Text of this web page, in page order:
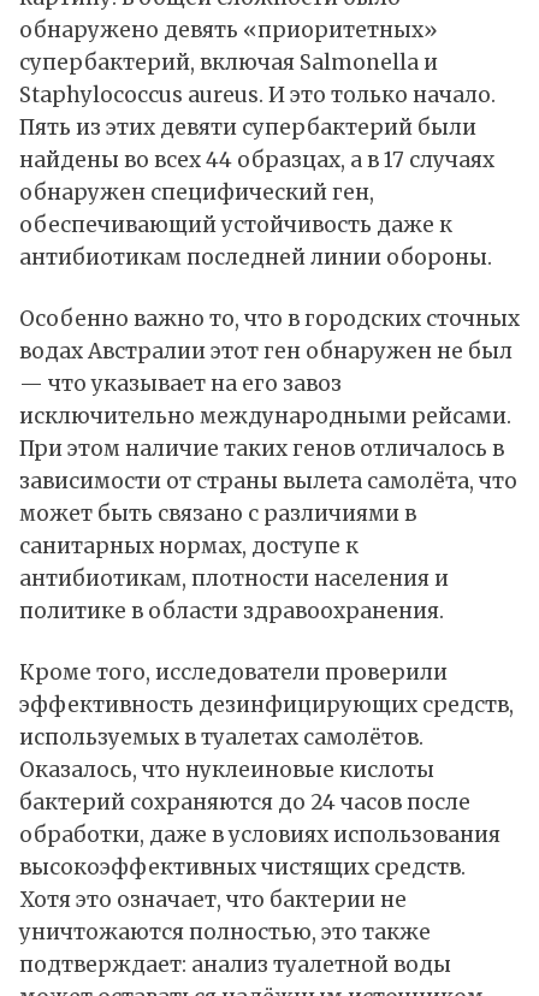
обнаружено девять «приоритетных»
супербактерий, включая Salmonella и
Staphylococcus aureus. И это только начало.
Пять из этих девяти супербактерий были
найдены во всех 44 образцах, а в 17 случаях
обнаружен специфический ген,
обеспечивающий устойчивость даже к
антибиотикам последней линии обороны.
Особенно важно то, что в городских сточных
водах Австралии этот ген обнаружен не был
— что указывает на его завоз
исключительно международными рейсами.
При этом наличие таких генов отличалось в
зависимости от страны вылета самолёта, что
может быть связано с различиями в
санитарных нормах, доступе к
антибиотикам, плотности населения и
политике в области здравоохранения.
Кроме того, исследователи проверили
эффективность дезинфицирующих средств,
используемых в туалетах самолётов.
Оказалось, что нуклеиновые кислоты
бактерий сохраняются до 24 часов после
обработки, даже в условиях использования
высокоэффективных чистящих средств.
Хотя это означает, что бактерии не
уничтожаются полностью, это также
подтверждает: анализ туалетной воды